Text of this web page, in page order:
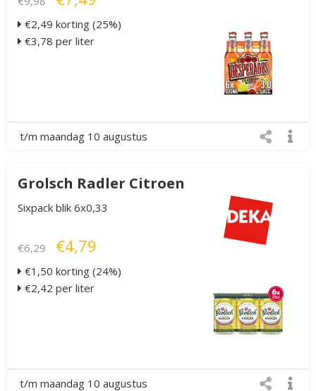
€2,49 korting (25%)
€3,78 per liter
t/m maandag 10 augustus
Grolsch Radler Citroen
Sixpack blik 6x0,33
€6,29 €4,79
€1,50 korting (24%)
€2,42 per liter
t/m maandag 10 augustus